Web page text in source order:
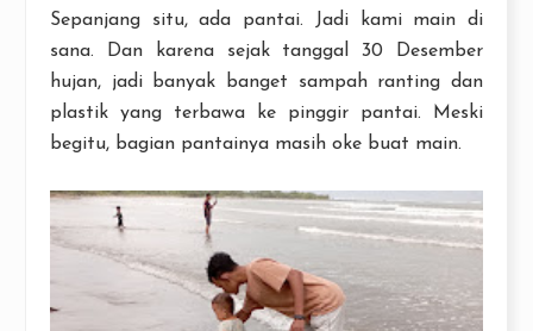
Sepanjang situ, ada pantai. Jadi kami main di
sana. Dan karena sejak tanggal 30 Desember
hujan, jadi banyak banget sampah ranting dan
plastik yang terbawa ke pinggir pantai. Meski
begitu, bagian pantainya masih oke buat main.